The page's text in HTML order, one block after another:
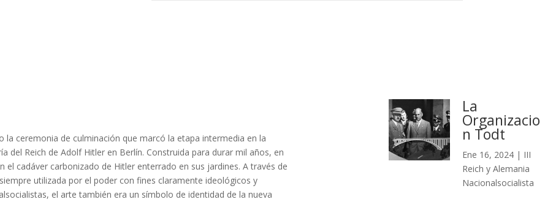
la ceremonia de culminación que marcó la etapa intermedia en la
del Reich de Adolf Hitler en Berlín. Construida para durar mil años, en
el cadáver carbonizado de Hitler enterrado en sus jardines. A través de
utilizada por el poder con fines claramente ideológicos y
el arte también era un símbolo de identidad de la nueva
La
Organizacio
n Todt
Ene 16, 2024 | III
Reich y Alemania
Nacionalsocialista